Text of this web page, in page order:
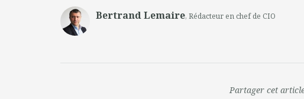
Bertrand Lemaire, Rédacteur en chef de CIO
Partager cet